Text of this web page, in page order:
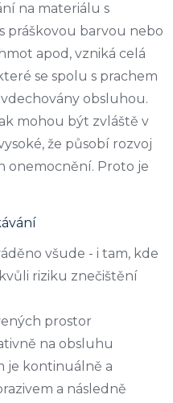
na materiálu s
práškovou barvou nebo
apod, vzniká celá
se spolu s prachem
obsluhou.
mohou být zvláště v
že působí rozvoj
onemocnění. Proto je
všude - i tam, kde
riziku znečištění
prostor
na obsluhu
je kontinuálně a
a následně